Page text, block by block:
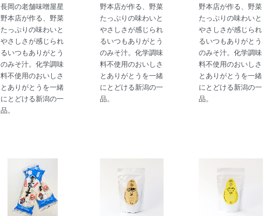
長岡の老舗味噌屋星
野本店が作る、野菜
たっぷりの味わいと
やさしさが感じられ
るいつもありがとう
のみそ汁。化学調味
料不使用のおいしさ
とありがとうを一緒
にとどける新潟の一
品。
野本店が作る、野菜
たっぷりの味わいと
やさしさが感じられ
るいつもありがとう
のみそ汁。化学調味
料不使用のおいしさ
とありがとうを一緒
にとどける新潟の一
品。
野本店が作る、野菜
たっぷりの味わいと
やさしさが感じられ
るいつもありがとう
のみそ汁。化学調味
料不使用のおいしさ
とありがとうを一緒
にとどける新潟の一
品。